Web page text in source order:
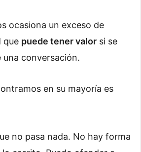
ocasiona un exceso de
que puede tener valor si se
conversación.
en su mayoría es
no pasa nada. No hay forma